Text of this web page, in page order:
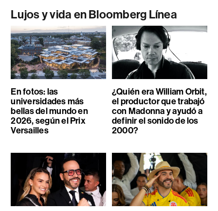
Lujos y vida en Bloomberg Línea
En fotos: las
universidades más
bellas del mundo en
2026, según el Prix
Versailles
¿Quién era William Orbit,
el productor que trabajó
con Madonna y ayudó a
definir el sonido de los
2000?